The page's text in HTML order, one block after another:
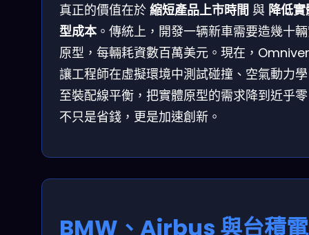
真正的價值在於 縮短產品上市時間 與 降低
型成本 。傳統上，開發一辆新車需要造幾十
原型，每輛耗資數百萬美元。現在，
讓工程師在虛擬環境中測試碰撞、空氣動力
至裝配線平衡，把實體原型的需求降到近乎
不只是省錢，更是加速創新。
BMW、Airbus 與台積